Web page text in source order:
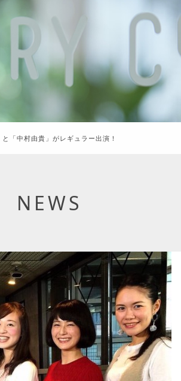
「中村由貴」がレギュラー出演！
NEWS